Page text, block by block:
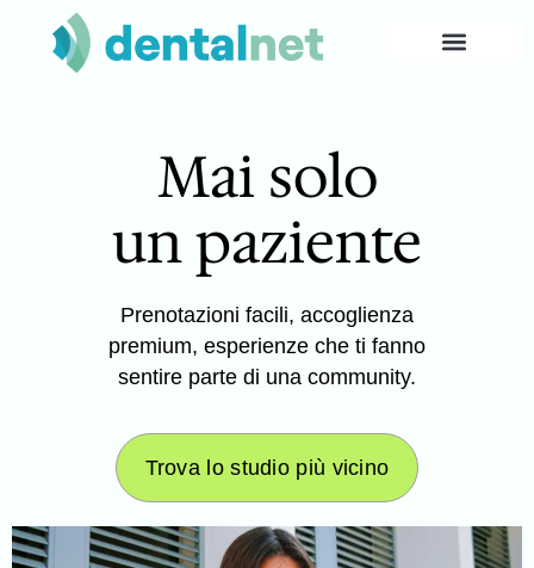
Mai solo
un paziente
Prenotazioni facili, accoglienza
premium, esperienze che ti fanno
sentire parte di una community.
Trova lo studio più vicino